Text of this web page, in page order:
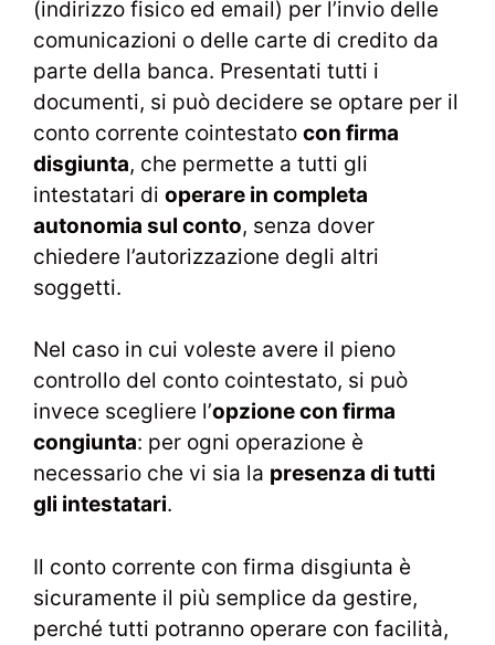
(indirizzo fisico ed email) per l’invio delle
comunicazioni o delle carte di credito da
parte della banca. Presentati tutti i
documenti, si può decidere se optare per il
conto corrente cointestato con firma
disgiunta, che permette a tutti gli
intestatari di operare in completa
autonomia sul conto, senza dover
chiedere l’autorizzazione degli altri
soggetti.
Nel caso in cui voleste avere il pieno
controllo del conto cointestato, si può
invece scegliere l’opzione con firma
congiunta: per ogni operazione è
necessario che vi sia la presenza di tutti
gli intestatari.
Il conto corrente con firma disgiunta è
sicuramente il più semplice da gestire,
perché tutti potranno operare con facilità,